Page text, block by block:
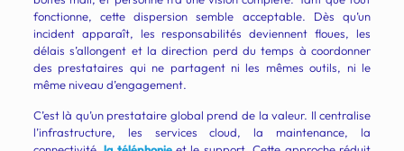
fonctionne, cette dispersion semble acceptable. Dès qu’un
incident apparaît, les responsabilités deviennent floues, les
délais s’allongent et la direction perd du temps à coordonner
des prestataires qui ne partagent ni les mêmes outils, ni le
même niveau d’engagement.
C’est là qu’un prestataire global prend de la valeur. Il centralise
l’infrastructure, les services cloud, la maintenance, la